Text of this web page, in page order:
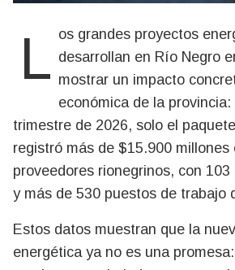
Los grandes proyectos energéticos que se desarrollan en Río Negro
mostrar un impacto
económica de la
trimestre de 2026, solo el
registró más de $15.900 millones
proveedores rionegrinos, con
y más de 530 puestos de trabajo
Estos datos muestran que la
energética ya no es una